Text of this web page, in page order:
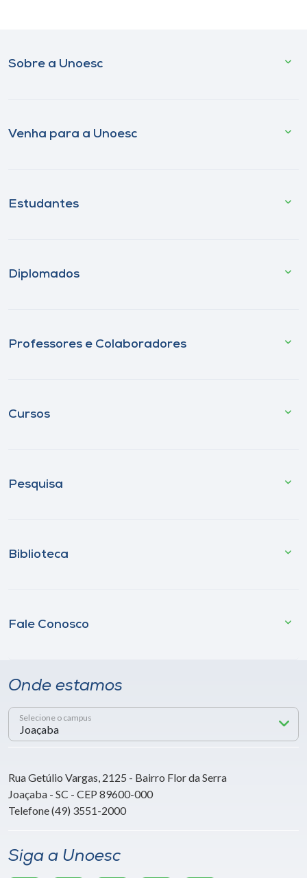
Sobre a Unoesc
Venha para a Unoesc
Estudantes
Diplomados
Professores e Colaboradores
Cursos
Pesquisa
Biblioteca
Fale Conosco
Onde estamos
Selecione o campus
Rua Getúlio Vargas, 2125 - Bairro Flor da Serra
Joaçaba - SC - CEP 89600-000
Telefone (49) 3551-2000
Siga a Unoesc